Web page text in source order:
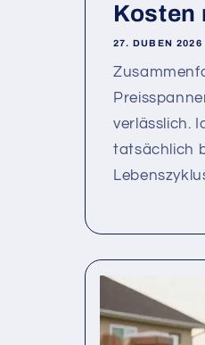
Kosten
27. DUBEN 2026
verlässlich.
tatsächlich